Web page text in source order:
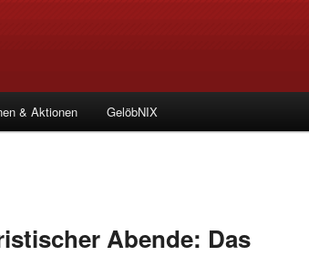
& Aktionen GelöbNIX
Abende: Das